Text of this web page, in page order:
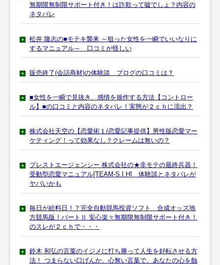
無期限無制限サポート付き！は詐欺って嘘でしょ？内容の
ネタバレ
松井 隆志の■モテキ襲来 ～狙った女性を一瞬でいいなりに
するマニュアル～ 口コミが怪しい
販売終了(会話商材)の体験談 ブログの口コミは？
■女性を一瞬で見抜き、感情を操作する方法【コントロー
ル】■の口コミと内容のネタバレ！実態が２ｃｈに流出？
株式会社天空の【恋愛術１/恋愛記事提供】男性版恋愛マー
ケティング！って効果なし？クレームは無いの？
プレストエージェンシー 株式会社の★非モテの最終兵器！
受動型恋愛マニュアル[TEAM-S.I.H] 体験談とネタバレが
ヤバいかも
毎日が給料日！？完全自動競馬投資ソフト 合成オッズ地
方競馬版！パートⅡ 安心楽々無期限無制限サポート付き！
のスレが２ｃｈで・・・
鈴木 和弘の言葉のイジメに打ち勝って人生を好転させる方
法！ つまらない口げんか、心無い言葉で、あなたの心を蝕